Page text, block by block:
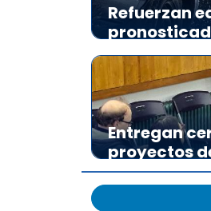
Refuerzan
Entregan
proyectos